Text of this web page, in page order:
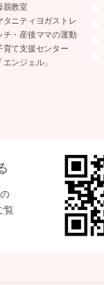
親教室
タニティヨガストレ
チ・産後ママの運動
育て支援センター
エンジェル」
覧